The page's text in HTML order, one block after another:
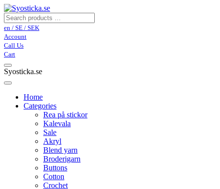
en / SE / SEK
Account
Call Us
Cart
Syosticka.se
Home
Categories
Rea på stickor
Kalevala
Sale
Akryl
Blend yarn
Broderigarn
Buttons
Cotton
Crochet